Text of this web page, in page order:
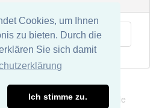
Cookies, um Ihnen
zu bieten. Durch die
Sie sich damit
Ich stimme zu.
und keine Haftung für die